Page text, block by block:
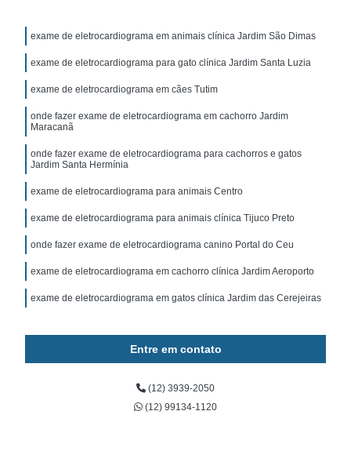
exame de eletrocardiograma em animais clínica Jardim São Dimas
exame de eletrocardiograma para gato clínica Jardim Santa Luzia
exame de eletrocardiograma em cães Tutim
onde fazer exame de eletrocardiograma em cachorro Jardim
Maracanã
onde fazer exame de eletrocardiograma para cachorros e gatos
Jardim Santa Hermínia
exame de eletrocardiograma para animais Centro
exame de eletrocardiograma para animais clínica Tijuco Preto
onde fazer exame de eletrocardiograma canino Portal do Ceu
exame de eletrocardiograma em cachorro clínica Jardim Aeroporto
exame de eletrocardiograma em gatos clínica Jardim das Cerejeiras
Entre em contato
(12) 3939-2050
(12) 99134-1120